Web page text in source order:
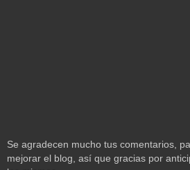
Se agradecen mucho tus comentarios,
mejorar el blog, así que gracias por